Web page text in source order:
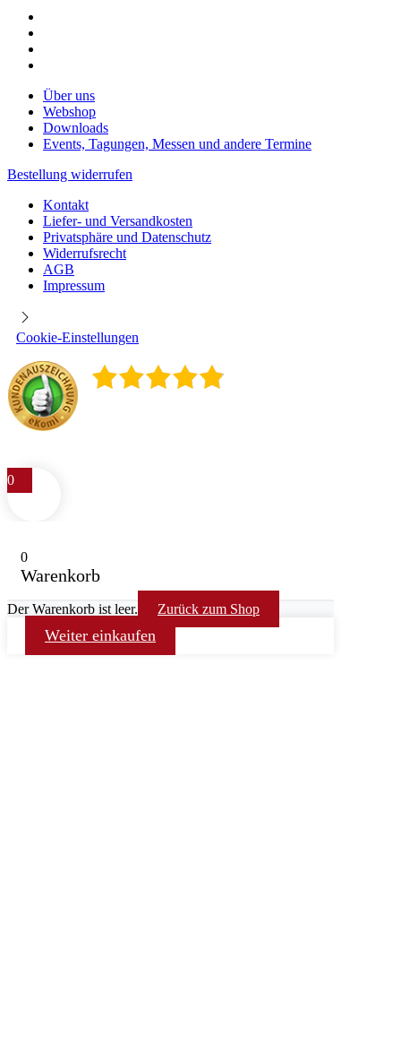
Über uns
Webshop
Downloads
Events, Tagungen, Messen und andere Termine
Bestellung widerrufen
Kontakt
Liefer- und Versandkosten
Privatsphäre und Datenschutz
Widerrufsrecht
AGB
Impressum
Cookie-Einstellungen
0
0
Warenkorb
Der Warenkorb ist leer. Zurück zum Shop
Weiter einkaufen